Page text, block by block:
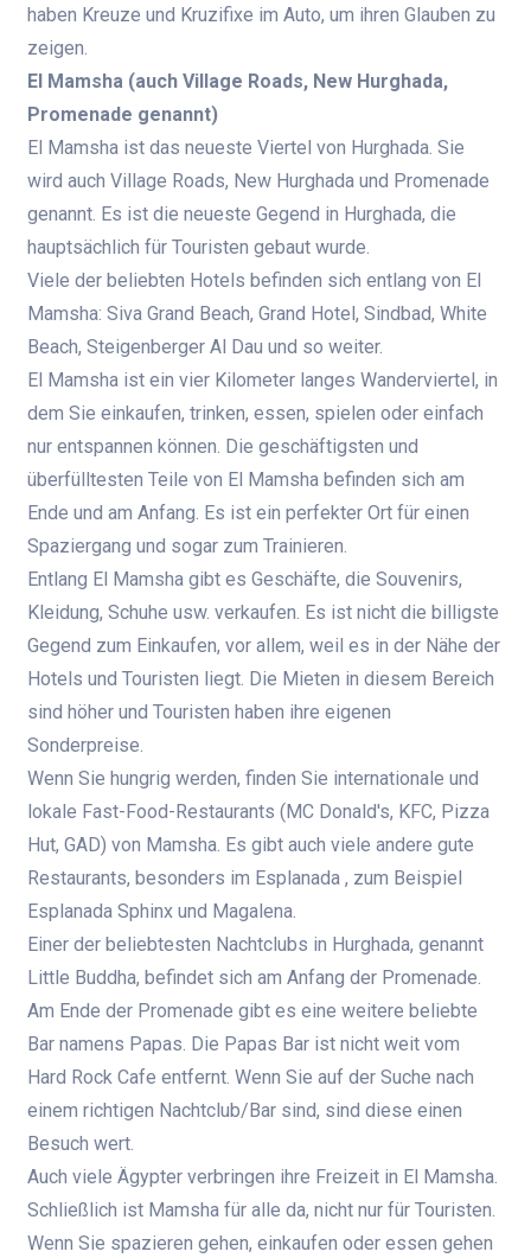
haben Kreuze und Kruzifixe im Auto, um ihren Glauben zu
zeigen.
El Mamsha (auch Village Roads, New Hurghada,
Promenade genannt)
El Mamsha ist das neueste Viertel von Hurghada. Sie
wird auch Village Roads, New Hurghada und Promenade
genannt. Es ist die neueste Gegend in Hurghada, die
hauptsächlich für Touristen gebaut wurde.
Viele der beliebten Hotels befinden sich entlang von El
Mamsha: Siva Grand Beach, Grand Hotel, Sindbad, White
Beach, Steigenberger Al Dau und so weiter.
El Mamsha ist ein vier Kilometer langes Wanderviertel, in
dem Sie einkaufen, trinken, essen, spielen oder einfach
nur entspannen können. Die geschäftigsten und
überfülltesten Teile von El Mamsha befinden sich am
Ende und am Anfang. Es ist ein perfekter Ort für einen
Spaziergang und sogar zum Trainieren.
Entlang El Mamsha gibt es Geschäfte, die Souvenirs,
Kleidung, Schuhe usw. verkaufen. Es ist nicht die billigste
Gegend zum Einkaufen, vor allem, weil es in der Nähe der
Hotels und Touristen liegt. Die Mieten in diesem Bereich
sind höher und Touristen haben ihre eigenen
Sonderpreise.
Wenn Sie hungrig werden, finden Sie internationale und
lokale Fast-Food-Restaurants (MC Donald's, KFC, Pizza
Hut, GAD) von Mamsha. Es gibt auch viele andere gute
Restaurants, besonders im Esplanada , zum Beispiel
Esplanada Sphinx und Magalena.
Einer der beliebtesten Nachtclubs in Hurghada, genannt
Little Buddha, befindet sich am Anfang der Promenade.
Am Ende der Promenade gibt es eine weitere beliebte
Bar namens Papas. Die Papas Bar ist nicht weit vom
Hard Rock Cafe entfernt. Wenn Sie auf der Suche nach
einem richtigen Nachtclub/Bar sind, sind diese einen
Besuch wert.
Auch viele Ägypter verbringen ihre Freizeit in El Mamsha.
Schließlich ist Mamsha für alle da, nicht nur für Touristen.
Wenn Sie spazieren gehen, einkaufen oder essen gehen